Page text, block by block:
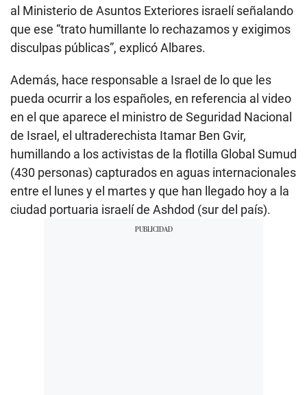
al Ministerio de Asuntos Exteriores israelí señalando
que ese “trato humillante lo rechazamos y exigimos
disculpas públicas”, explicó Albares.
Además, hace responsable a Israel de lo que les
pueda ocurrir a los españoles, en referencia al video
en el que aparece el ministro de Seguridad Nacional
de Israel, el ultraderechista Itamar Ben Gvir,
humillando a los activistas de la flotilla Global Sumud
(430 personas) capturados en aguas internacionales
entre el lunes y el martes y que han llegado hoy a la
ciudad portuaria israelí de Ashdod (sur del país).